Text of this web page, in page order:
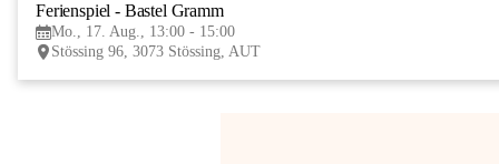
Ferienspiel - Bastel Gramm
Mo., 17. Aug., 13:00 - 15:00
Stössing 96, 3073 Stössing, AUT